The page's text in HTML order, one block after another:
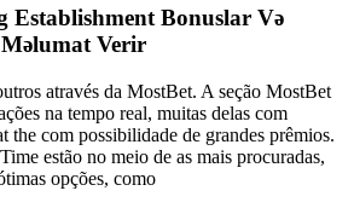
Establishment Bonuslar Və
Verir
através da MostBet. A seção MostBet
na tempo real, muitas delas com
the com possibilidade de grandes prêmios.
estão no meio de as mais procuradas,
opções, como